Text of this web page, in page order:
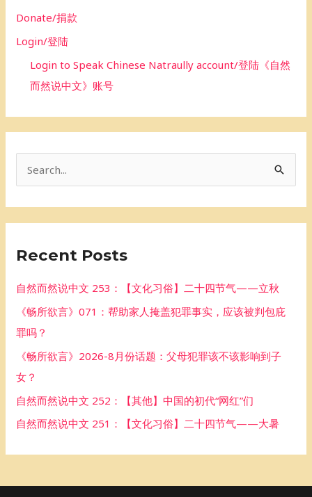
Donate/捐款
Login/登陆
Login to Speak Chinese Natraully account/登陆《自然
而然说中文》账号
c
f
r
Recent Posts
自然而然说中文 253：【文化习俗】二十四节气——立秋
《畅所欲言》071：帮助家人掩盖犯罪事实，应该被判包庇
罪吗？
《畅所欲言》2026-8月份话题：父母犯罪该不该影响到子
女？
自然而然说中文 252：【其他】中国的初代“网红”们
自然而然说中文 251：【文化习俗】二十四节气——大暑